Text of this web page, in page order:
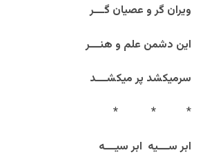
ویران گر و عصیان گـــر
این دشمن علم و هنـــر
سرمیکشد پر میکشـــد
*
*
*
ابر ســـیه ابر سیـــه